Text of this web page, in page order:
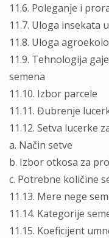
11.6. Poleganje i
11.7. Uloga insekata
11.8. Uloga
11.9. Tehnologija
semena
11.10. Izbor parcele
11.11. Đubrenje
11.12. Setva lucerke
a. Način setve
b. Izbor otkosa za
c. Potrebne količine
11.13. Mere nege
11.14. Kategorije
11.15. Koeficijent